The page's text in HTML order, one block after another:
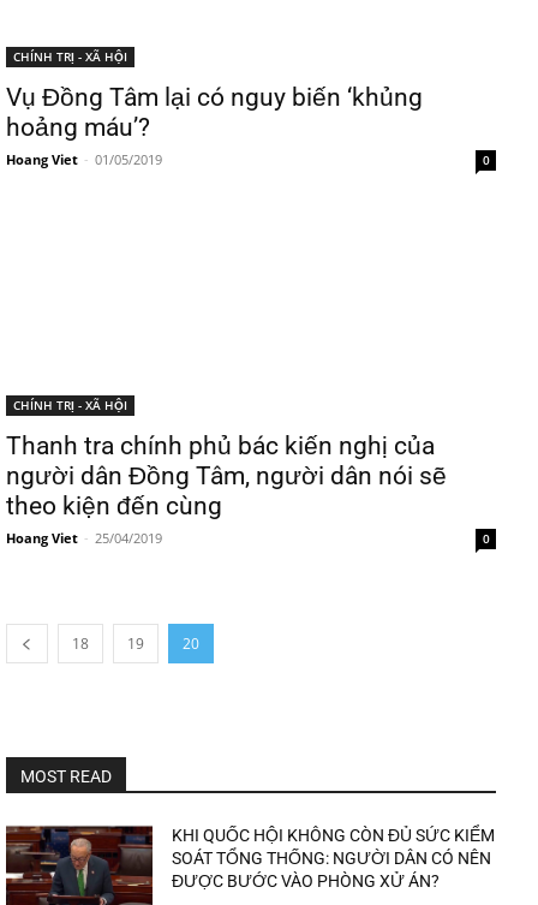
CHÍNH TRỊ - XÃ HỘI
Vụ Đồng Tâm lại có nguy biến ‘khủng
hoảng máu’?
Hoang Viet - 01/05/2019 0
CHÍNH TRỊ - XÃ HỘI
Thanh tra chính phủ bác kiến nghị của
người dân Đồng Tâm, người dân nói sẽ
theo kiện đến cùng
Hoang Viet - 25/04/2019 0
18 19 20
MOST READ
KHI QUỐC HỘI KHÔNG CÒN ĐỦ SỨC KIỂM
SOÁT TỔNG THỐNG: NGƯỜI DÂN CÓ NÊN
ĐƯỢC BƯỚC VÀO PHÒNG XỬ ÁN?